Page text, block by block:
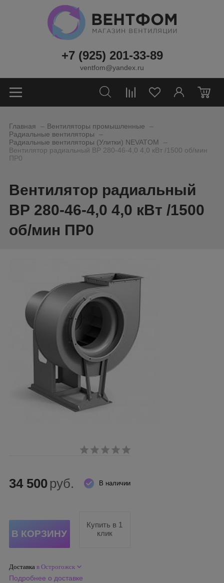
+7 (925) 201-33-89
ventfom@yandex.ru
0
Главная Вентиляторы промышленные
Радиальные вентиляторы _
Радиальные вентиляторы (Улитки) NEVATOM
Вентилятор радиальный ВР 280-46-4,0 4,0 кВт /1500 об/мин
ПР0
Вентилятор радиальный
ВР 280-46-4,0 4,0 кВт /1500
об/мин ПР0
В наличии
34 500 руб.
Купить в 1
клик
Доставка в Острогожск
Подробнее о доставке